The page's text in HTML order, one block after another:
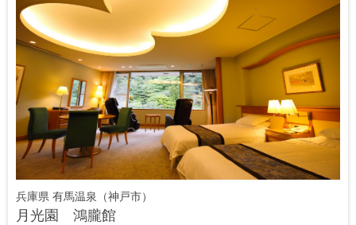
兵庫県 有馬温泉（神戸市）
月光園 鴻朧館